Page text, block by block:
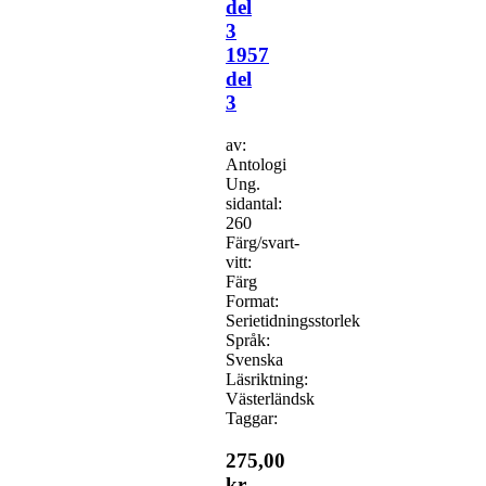
del
3
1957
del
3
av:
Antologi
Ung.
sidantal:
260
Färg/svart-
vitt:
Färg
Format:
Serietidningsstorlek
Språk:
Svenska
Läsriktning:
Västerländsk
Taggar:
275,00